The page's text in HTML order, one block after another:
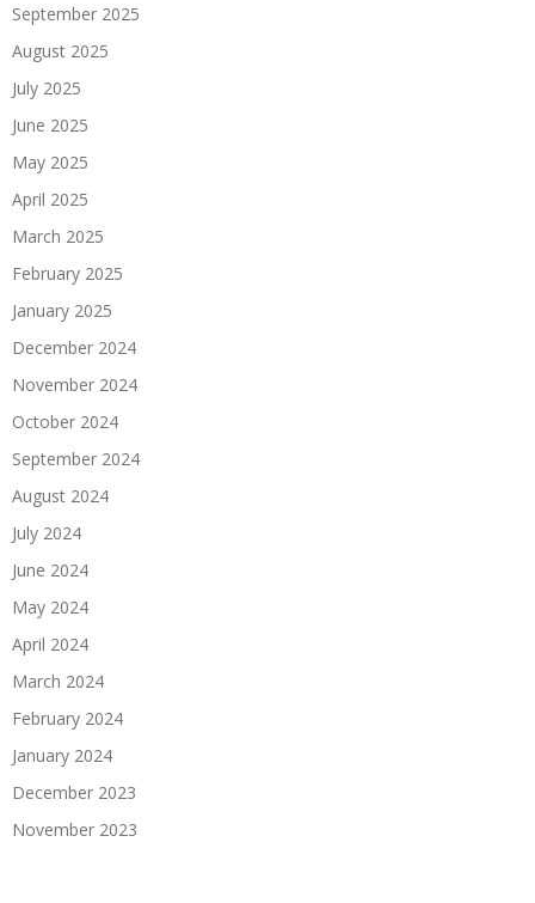
September 2025
August 2025
July 2025
June 2025
May 2025
April 2025
March 2025
February 2025
January 2025
December 2024
November 2024
October 2024
September 2024
August 2024
July 2024
June 2024
May 2024
April 2024
March 2024
February 2024
January 2024
December 2023
November 2023